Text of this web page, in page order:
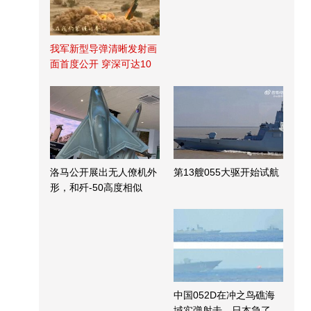
我军新型导弹清晰发射画
面首度公开 穿深可达10
洛马公开展出无人僚机外
形，和歼-50高度相似
第13艘055大驱开始试航
中国052D在冲之鸟礁海